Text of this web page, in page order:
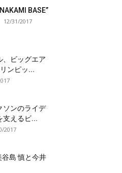
BASE”
12/31/2017
、ビッグエア
ンピッ...
ソンのライデ
支えるビ...
2017
谷島 慎と今井